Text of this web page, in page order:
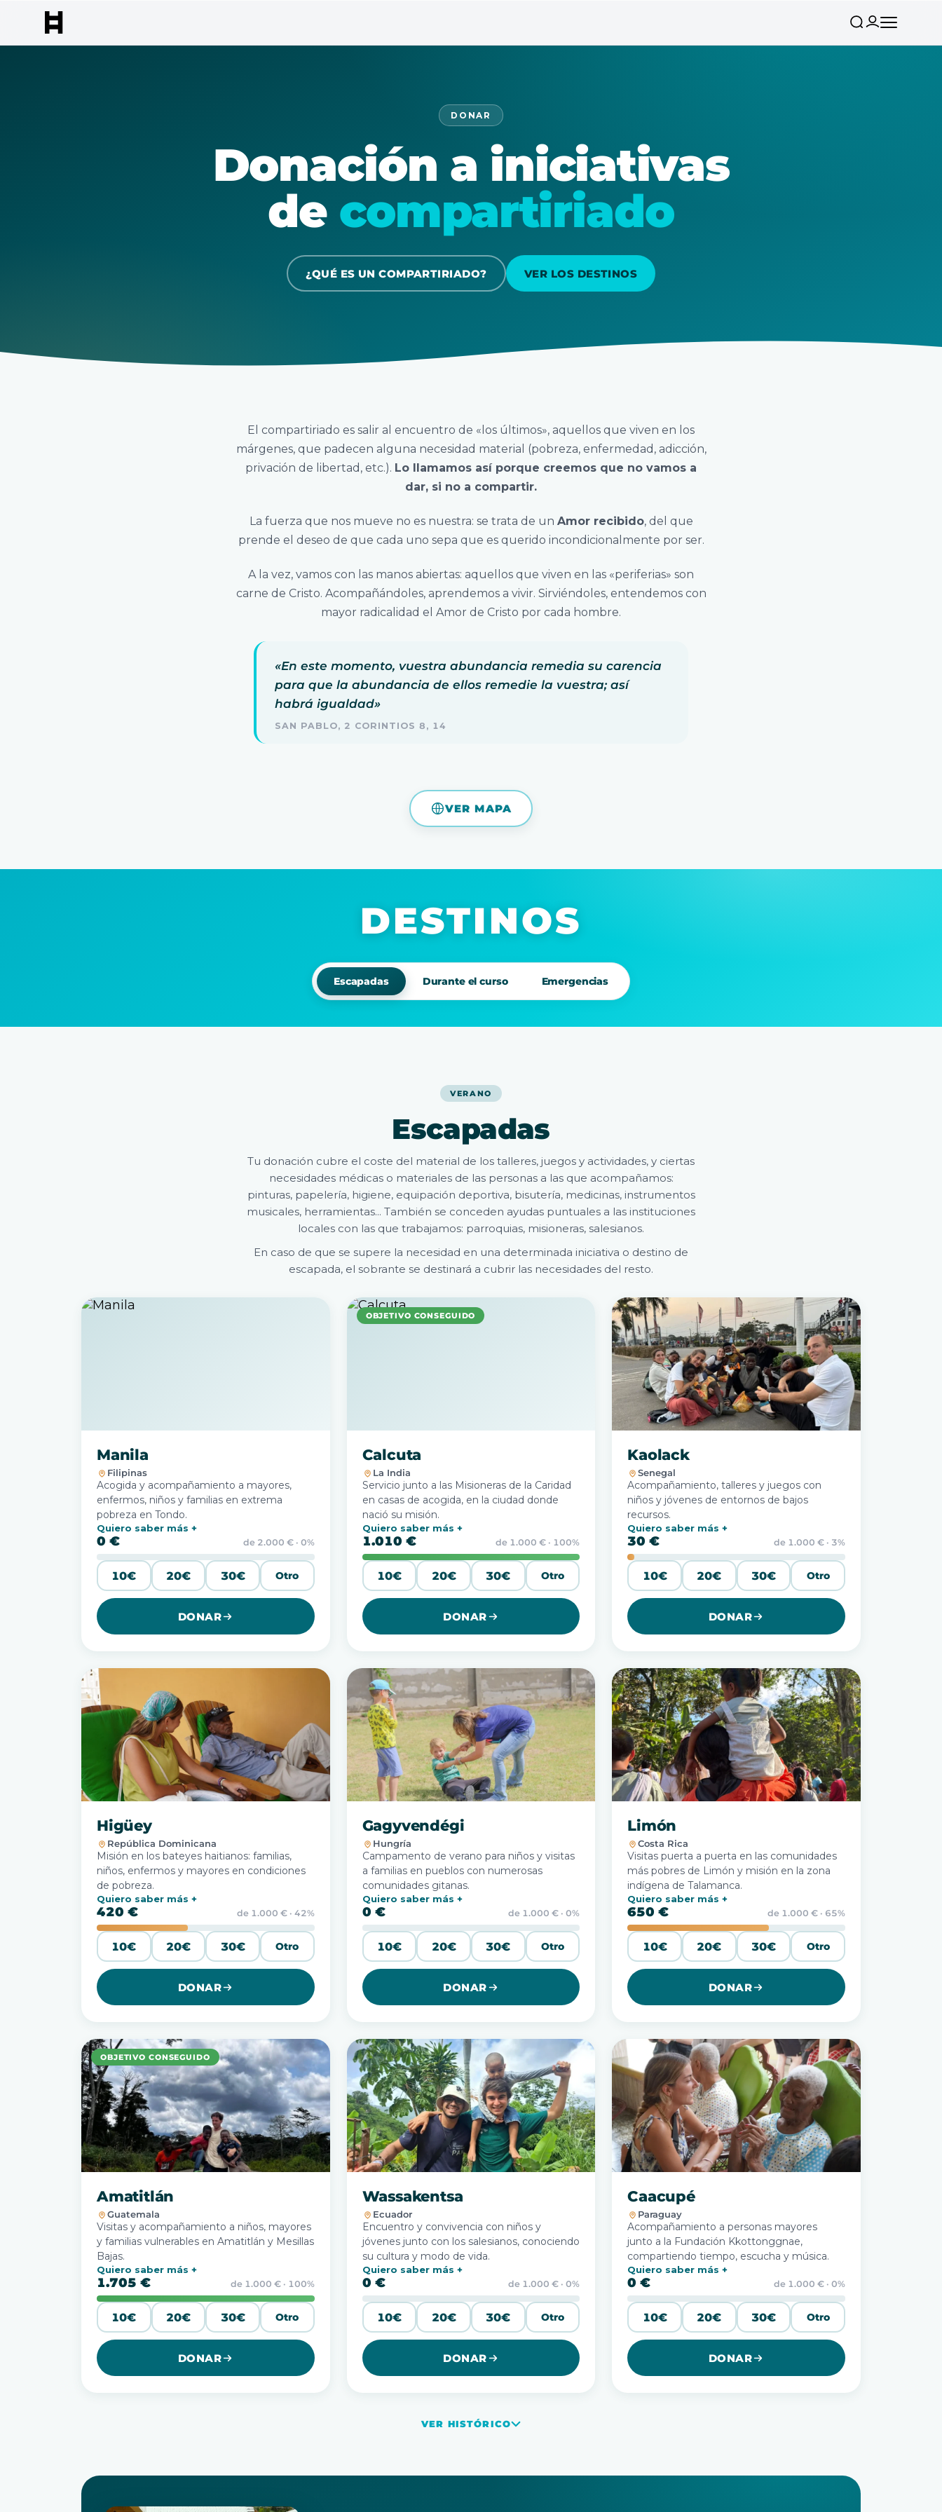
DONAR
Donación a iniciativas
de compartiriado
¿QUÉ ES UN COMPARTIRIADO? VER LOS DESTINOS
El compartiriado es salir al encuentro de «los últimos», aquellos que viven en los
márgenes, que padecen alguna necesidad material (pobreza, enfermedad, adicción,
privación de libertad, etc.). Lo llamamos así porque creemos que no vamos a
dar, si no a compartir.
La fuerza que nos mueve no es nuestra: se trata de un Amor recibido, del que
prende el deseo de que cada uno sepa que es querido incondicionalmente por ser.
A la vez, vamos con las manos abiertas: aquellos que viven en las «periferias» son
carne de Cristo. Acompañándoles, aprendemos a vivir. Sirviéndoles, entendemos con
mayor radicalidad el Amor de Cristo por cada hombre.
«En este momento, vuestra abundancia remedia su carencia
para que la abundancia de ellos remedie la vuestra; así
habrá igualdad»
SAN PABLO, 2 CORINTIOS 8, 14
VER MAPA
DESTINOS
Escapadas Durante el curso Emergencias
VERANO
Escapadas
Tu donación cubre el coste del material de los talleres, juegos y actividades, y ciertas
necesidades médicas o materiales de las personas a las que acompañamos:
pinturas, papelería, higiene, equipación deportiva, bisutería, medicinas, instrumentos
musicales, herramientas... También se conceden ayudas puntuales a las instituciones
locales con las que trabajamos: parroquias, misioneras, salesianos.
En caso de que se supere la necesidad en una determinada iniciativa o destino de
escapada, el sobrante se destinará a cubrir las necesidades del resto.
Manila
Filipinas
Acogida y acompañamiento a mayores,
enfermos, niños y familias en extrema
pobreza en Tondo.
Quiero saber más
0 € de 2.000 € · 0%
10€ 20€ 30€ Otro
DONAR
OBJETIVO CONSEGUIDO
Calcuta
La India
Servicio junto a las Misioneras de la Caridad
en casas de acogida, en la ciudad donde
nació su misión.
Quiero saber más
1.010 € de 1.000 € · 100%
10€ 20€ 30€ Otro
DONAR
Kaolack
Senegal
Acompañamiento, talleres y juegos con
niños y jóvenes de entornos de bajos
recursos.
Quiero saber más
30 € de 1.000 € · 3%
10€ 20€ 30€ Otro
DONAR
Higüey
República Dominicana
Misión en los bateyes haitianos: familias,
niños, enfermos y mayores en condiciones
de pobreza.
Quiero saber más
420 € de 1.000 € · 42%
10€ 20€ 30€ Otro
DONAR
Gagyvendégi
Hungría
Campamento de verano para niños y visitas
a familias en pueblos con numerosas
comunidades gitanas.
Quiero saber más
0 € de 1.000 € · 0%
10€ 20€ 30€ Otro
DONAR
Limón
Costa Rica
Visitas puerta a puerta en las comunidades
más pobres de Limón y misión en la zona
indígena de Talamanca.
Quiero saber más
650 € de 1.000 € · 65%
10€ 20€ 30€ Otro
DONAR
OBJETIVO CONSEGUIDO
Amatitlán
Guatemala
Visitas y acompañamiento a niños, mayores
y familias vulnerables en Amatitlán y Mesillas
Bajas.
Quiero saber más
1.705 € de 1.000 € · 100%
10€ 20€ 30€ Otro
DONAR
Wassakentsa
Ecuador
Encuentro y convivencia con niños y
jóvenes junto con los salesianos, conociendo
su cultura y modo de vida.
Quiero saber más
0 € de 1.000 € · 0%
10€ 20€ 30€ Otro
DONAR
Caacupé
Paraguay
Acompañamiento a personas mayores
junto a la Fundación Kkottonggnae,
compartiendo tiempo, escucha y música.
Quiero saber más
0 € de 1.000 € · 0%
10€ 20€ 30€ Otro
DONAR
VER HISTÓRICO